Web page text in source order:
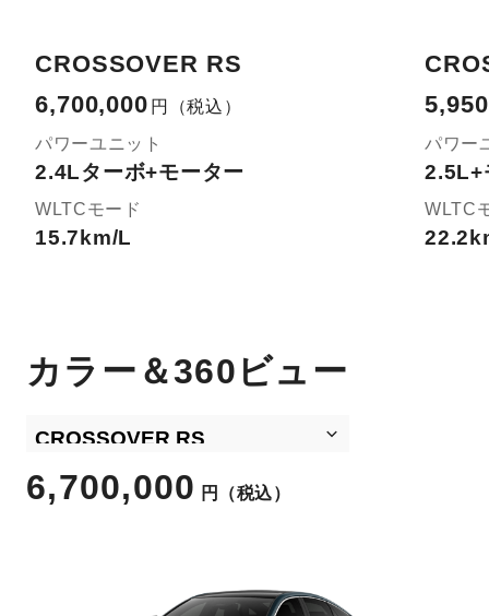
CROSSOVER RS
6,700,000 円
（税込）
パワーユニット
2.4Lターボ+モーター
WLTCモード
15.7km/L
パワー
2.5L+
WLTC
カラー＆360ビュー
6,700,000 円 （税込）